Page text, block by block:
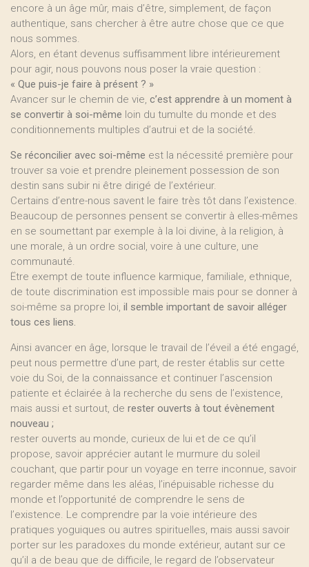
encore à un âge mûr, mais d’être, simplement, de façon
authentique, sans chercher à être autre chose que ce que
nous sommes.
Alors, en étant devenus suffisamment libre intérieurement
pour agir, nous pouvons nous poser la vraie question :
« Que puis-je faire à présent ? »
Avancer sur le chemin de vie, c’est apprendre à un moment à
se convertir à soi-même loin du tumulte du monde et des
conditionnements multiples d’autrui et de la société.
Se réconcilier avec soi-même est la nécessité première pour
trouver sa voie et prendre pleinement possession de son
destin sans subir ni être dirigé de l’extérieur.
Certains d’entre-nous savent le faire très tôt dans l’existence.
Beaucoup de personnes pensent se convertir à elles-mêmes
en se soumettant par exemple à la loi divine, à la religion, à
une morale, à un ordre social, voire à une culture, une
communauté.
Ëtre exempt de toute influence karmique, familiale, ethnique,
de toute discrimination est impossible mais pour se donner à
soi-même sa propre loi, il semble important de savoir alléger
tous ces liens.
Ainsi avancer en âge, lorsque le travail de l’éveil a été engagé,
peut nous permettre d’une part, de rester établis sur cette
voie du Soi, de la connaissance et continuer l’ascension
patiente et éclairée à la recherche du sens de l’existence,
mais aussi et surtout, de rester ouverts à tout évènement
nouveau ;
rester ouverts au monde, curieux de lui et de ce qu’il
propose, savoir apprécier autant le murmure du soleil
couchant, que partir pour un voyage en terre inconnue, savoir
regarder même dans les aléas, l’inépuisable richesse du
monde et l’opportunité de comprendre le sens de
l’existence. Le comprendre par la voie intérieure des
pratiques yoguiques ou autres spirituelles, mais aussi savoir
porter sur les paradoxes du monde extérieur, autant sur ce
qu’il a de beau que de difficile, le regard de l’observateur